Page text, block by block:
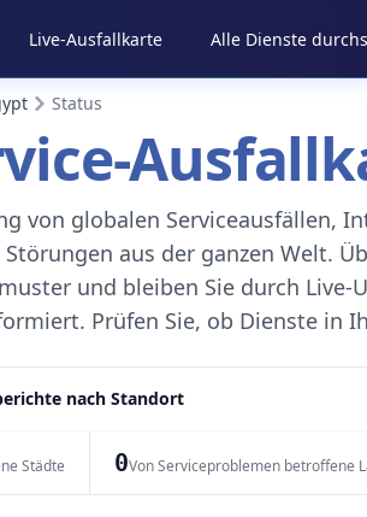
Live-Ausfallkarte Alle Dienste
Status
von globalen Serviceausfällen,
aus der ganzen Welt.
und bleiben Sie durch Live-
Prüfen Sie, ob Dienste in
nach Standort
Städte 0Von Serviceproblemen betroffene